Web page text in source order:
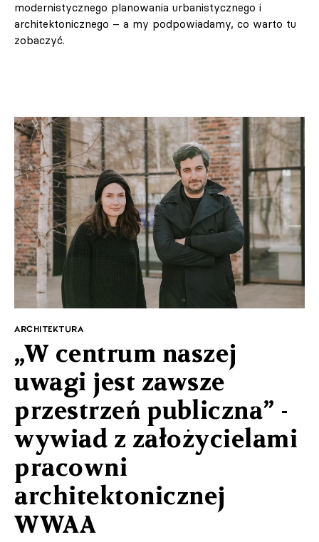
modernistycznego planowania urbanistycznego i
architektonicznego – a my podpowiadamy, co warto tu
zobaczyć.
ARCHITEKTURA
„W centrum naszej
uwagi jest zawsze
przestrzeń publiczna” -
wywiad z założycielami
pracowni
architektonicznej
WWAA